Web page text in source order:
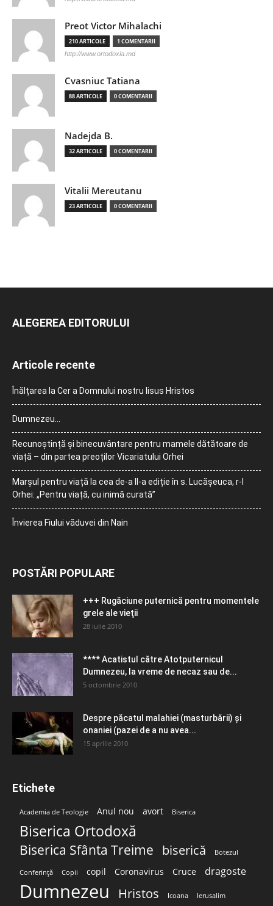
Preot Victor Mihalachi
210 ARTICOLE 1 COMENTARII
http://www.ortodoxia.md
Cvasniuc Tatiana
88 ARTICOLE 0 COMENTARII
Nadejda B.
32 ARTICOLE 0 COMENTARII
Vitalii Mereutanu
23 ARTICOLE 0 COMENTARII
ALEGEREA EDITORULUI
Articole recente
Înălțarea la Cer a Domnului nostru Iisus Hristos
Dumnezeu…
Recunoștință și binecuvântare pentru mamele dătătoare de
viață – din partea preoților Vicariatului Orhei
Marșul pentru viață la cea de-a II-a ediție în s. Lucășeuca, r-l
Orhei: „Pentru viață, cu inimă curată”
Învierea Fiului văduvei din Nain
POSTĂRI POPULARE
+++ Rugăciune puternică pentru momentele
grele ale vieţii
28 iulie 2010
**** Acatistul către Atotputernicul
Dumnezeu, la vreme de necaz sau de...
5 octombrie 2010
Despre păcatul malahiei (masturbării) şi
onaniei (pazei de a nu avea...
15 aprilie 2010
Etichete
Academia de Teologie Anul nou avort Biserica
Biserica Ortodoxă
Biserica Sfânta Treime biserică Botezul
Conferință Copii copil Coronavirus Cruce dragoste
Dumnezeu Hristos Icoana Ierusalim